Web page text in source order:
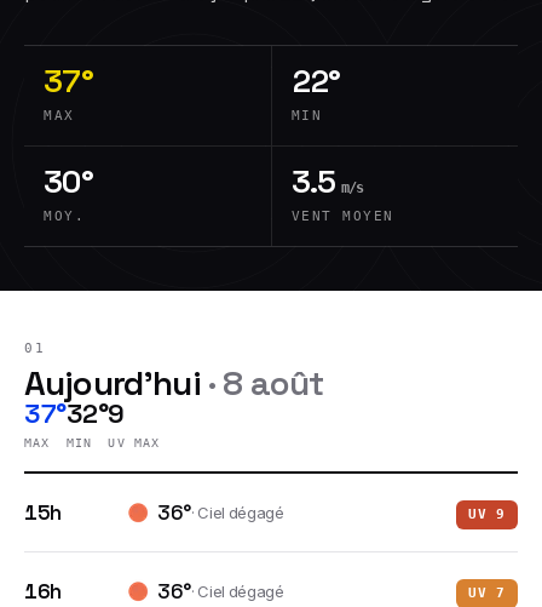
37°
MAX
22°
MIN
30°
MOY.
3.5 m/s
VENT MOYEN
01
Aujourd'hui ·8 août
37°
MAX
32°
MIN
9
UV MAX
15h 36°· Ciel dégagé UV9
16h 36°· Ciel dégagé UV7